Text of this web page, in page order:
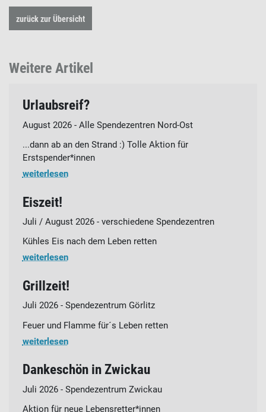
Weitere Artikel
Urlaubsreif?
August 2026 - Alle Spendezentren Nord-Ost
...dann ab an den Strand :) Tolle Aktion für
Erstspender*innen
weiterlesen
Eiszeit!
Juli / August 2026 - verschiedene Spendezentren
Kühles Eis nach dem Leben retten
weiterlesen
Grillzeit!
Juli 2026 - Spendezentrum Görlitz
Feuer und Flamme für´s Leben retten
weiterlesen
Dankeschön in Zwickau
Juli 2026 - Spendezentrum Zwickau
Aktion für neue Lebensretter*innen
zurück zur Übersicht